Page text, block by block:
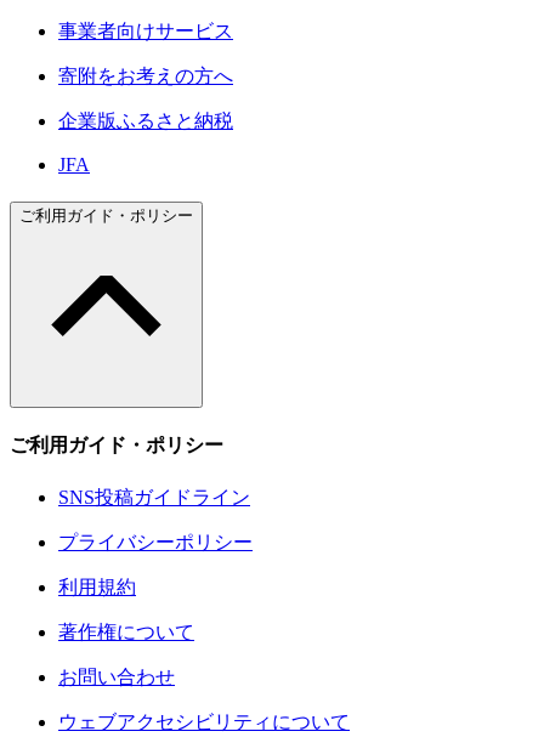
事業者向けサービス
寄附をお考えの方へ
企業版ふるさと納税
JFA
ご利用ガイド・ポリシー
ご利用ガイド・ポリシー
SNS投稿ガイドライン
プライバシーポリシー
利用規約
著作権について
お問い合わせ
ウェブアクセシビリティについて